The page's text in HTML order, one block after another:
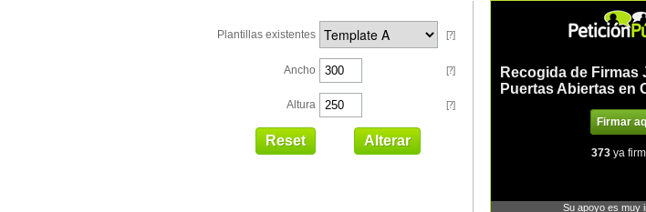
Plantillas existentes [?]
Ancho [?]
Altura [?]